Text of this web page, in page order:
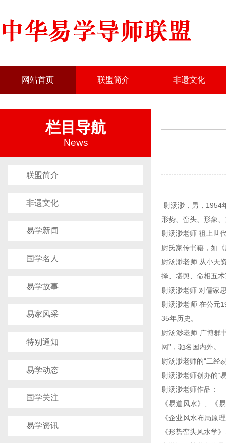
网站首页 联盟简介 非遗文化
栏目导航
News
联盟简介
非遗文化
易学新闻
国学名人
易学故事
易家风采
特别通知
易学动态
国学关注
易学资讯
尉汤渺，男，1954
形势、峦头、形象
尉汤渺老师 祖上世
尉氏家传书籍，如
尉汤渺老师 从小天
择、堪舆、命相五
尉汤渺老师 对儒家
尉汤渺老师 在公元
35年历史。
尉汤渺老师 广博群
网”，驰名国内外。
尉汤渺老师的“二经
尉汤渺老师创办的“
尉汤渺老师作品：
《易道风水》、《
《企业风水布局原
《形势峦头风水学